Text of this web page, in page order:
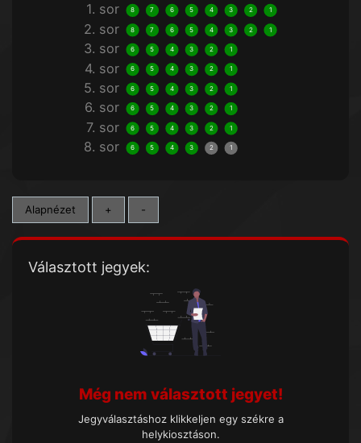
1. sor 8 7 6 5 4 3 2 1
2. sor 8 7 6 5 4 3 2 1
3. sor 6 5 4 3 2 1
4. sor 6 5 4 3 2 1
5. sor 6 5 4 3 2 1
6. sor 6 5 4 3 2 1
7. sor 6 5 4 3 2 1
8. sor 6 5 4 3 2 1
Alapnézet + -
Választott jegyek:
Még nem választott jegyet!
Jegyválasztáshoz klikkeljen egy székre a
helykiosztáson.